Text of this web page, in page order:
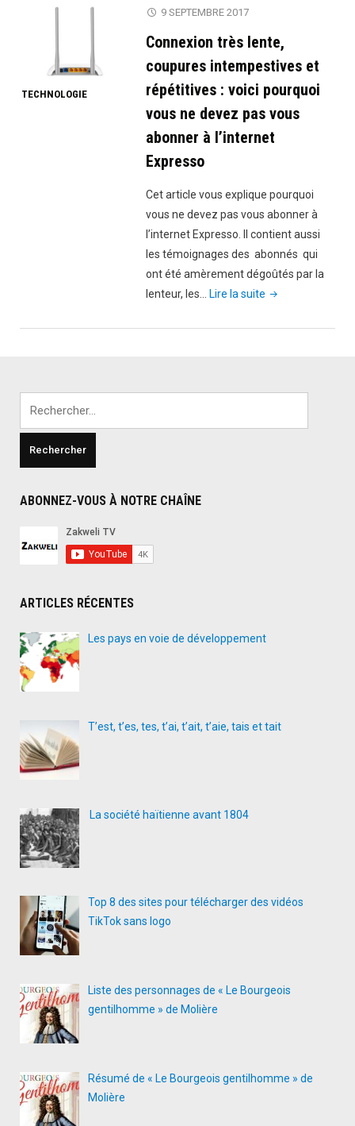
choisir
entre
Expresso,
et
Orange
?"
TECHNOLOGIE
9 SEPTEMBRE 2017
Connexion très lente,
coupures intempestives et
répétitives : voici pourquoi
vous ne devez pas vous
abonner à l’internet
Expresso
Cet article vous explique pourquoi
vous ne devez pas vous abonner à
l’internet Expresso. Il contient aussi
les témoignages des abonnés qui
ont été amèrement dégoûtés par la
lenteur, les…
Lire la suite "Connexion
lente,
et
:
ABONNEZ-VOUS À NOTRE CHAÎNE
ARTICLES RÉCENTES
Les pays en voie de développement
T’est, t’es, tes, t’ai, t’ait, t’aie, tais et tait
La société haïtienne avant 1804
Top 8 des sites pour télécharger des vidéos
TikTok sans logo
Liste des personnages de « Le Bourgeois
gentilhomme » de Molière
Résumé de « Le Bourgeois gentilhomme » de
Molière